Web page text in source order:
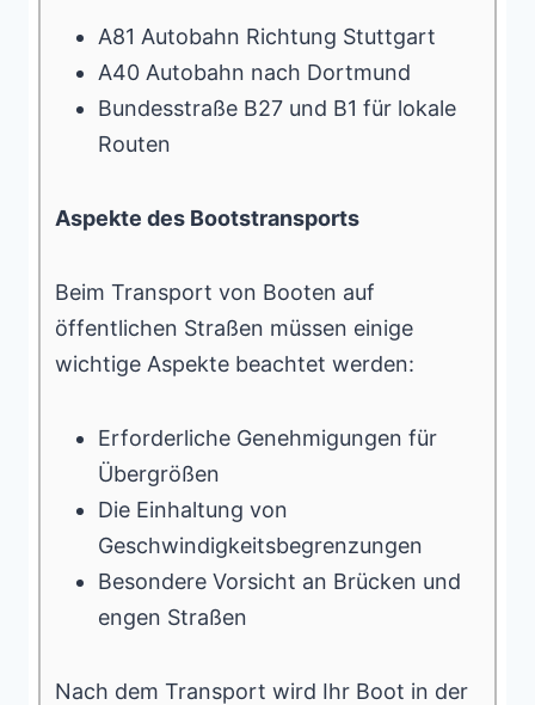
A81 Autobahn Richtung Stuttgart
A40 Autobahn nach Dortmund
Bundesstraße B27 und B1 für lokale
Routen
Aspekte des Bootstransports
Beim Transport von Booten auf
öffentlichen Straßen müssen einige
wichtige Aspekte beachtet werden:
Erforderliche Genehmigungen für
Übergrößen
Die Einhaltung von
Geschwindigkeitsbegrenzungen
Besondere Vorsicht an Brücken und
engen Straßen
Nach dem Transport wird Ihr Boot in der